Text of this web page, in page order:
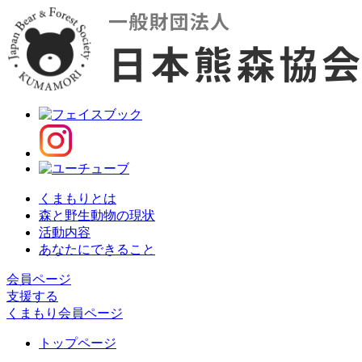
くまもりとは
森と野生動物の現状
活動内容
あなたにできること
会員ページ
支援する
くまもり会員ページ
トップページ